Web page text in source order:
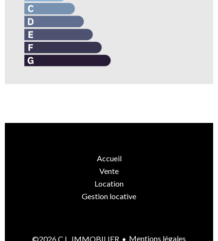
Accueil
Vente
Location
Gestion locative
©2026 C.L. IMMOBILIER Mentions légales